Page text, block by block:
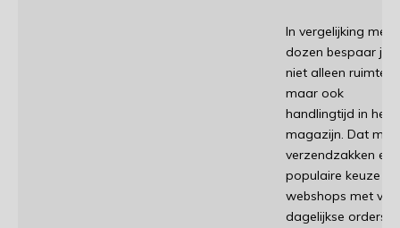
In vergelijking met
dozen bespaar je
niet alleen ruimte,
maar ook
handlingtijd in het
magazijn. Dat
verzendzakken een
populaire keuze
webshops met veel
dagelijkse orders.